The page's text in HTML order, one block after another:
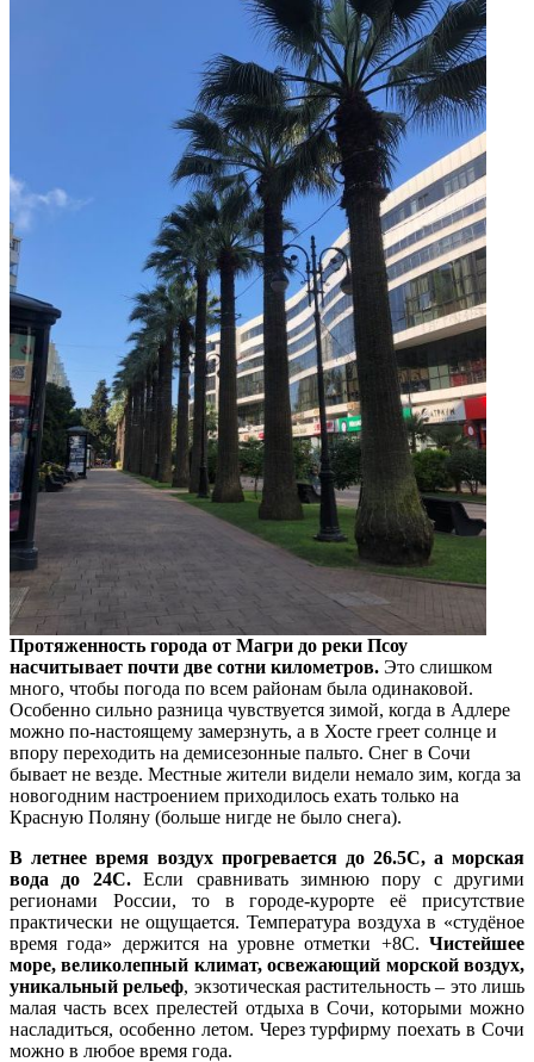
Протяженность города от Магри до реки Псоу
насчитывает почти две сотни километров. Это слишком
много, чтобы погода по всем районам была одинаковой.
Особенно сильно разница чувствуется зимой, когда в Адлере
можно по-настоящему замерзнуть, а в Хосте греет солнце и
впору переходить на демисезонные пальто. Снег в Сочи
бывает не везде. Местные жители видели немало зим, когда за
новогодним настроением приходилось ехать только на
Красную Поляну (больше нигде не было снега).
В летнее время воздух прогревается до 26.5С, а морская
вода до 24С.Если сравнивать зимнюю пору с другими
регионами России, то в городе-курорте её присутствие
практически не ощущается. Температура воздуха в «студёное
время года» держится на уровне отметки +8С. Чистейшее
море, великолепный климат, освежающий морской воздух,
уникальный рельеф, экзотическая растительность – это лишь
малая часть всех прелестей отдыха в Сочи, которыми можно
насладиться, особенно летом. Через турфирму поехать в Сочи
можно в любое время года.